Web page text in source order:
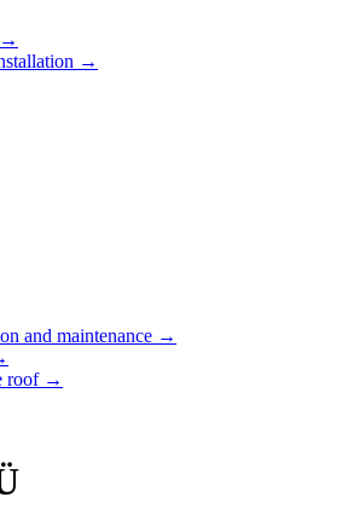
→
→
and maintenance →
roof →